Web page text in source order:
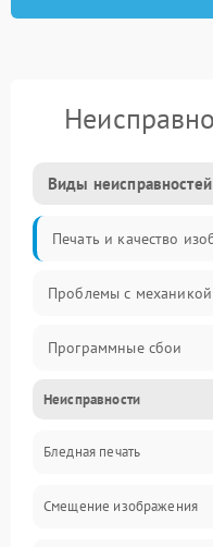
Виды неисправностей
Печать и качество
Проблемы с механикой
Программные сбои
Программные ошибки
Картриджи и
Механика и узлы
Неисправности
Бледная печать
Смещение изображения